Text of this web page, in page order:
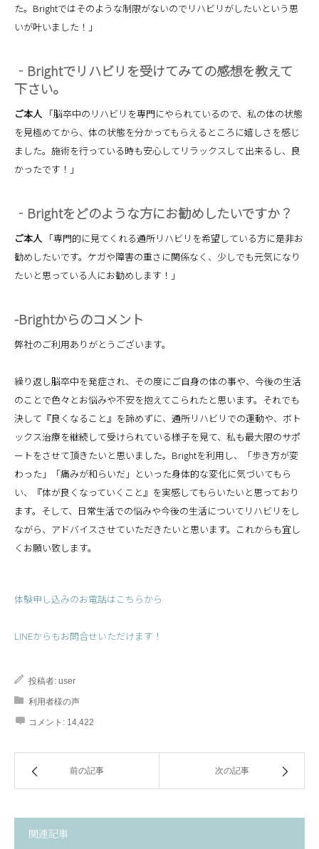
た。Brightではそのような制限がないのでリハビリがしたいという思
いが叶いました！」
‐Brightでリハビリを受けてみての感想を教えて
下さい。
ご本人 「脳卒中のリハビリを専門にやられているので、私の体の状態
を見極めてから、体の状態を分かってもらえるところに嬉しさを感じ
ました。施術を行っている時も安心してリラックスして出来るし、良
かったです！」
‐Brightをどのような方にお勧めしたいですか？
ご本人 「専門的に見てくれる通所リハビリを希望している方に是非お
勧めしたいです。ケガや障害の重さに関係なく、少しでも元気になり
たいと思っている人にお勧めします！」
-Brightからのコメント
弊社のご利用ありがとうございます。
繰り返し脳卒中を発症され、その度にご自身の体の事や、今後の生活
のことで色々とお悩みや不安を抱えてこられたと思います。それでも
決して『良くなること』を諦めずに、通所リハビリでの運動や、ボト
ックス治療を継続して受けられている様子を見て、私も最大限のサポ
ートをさせて頂きたいと思いました。Brightを利用し、「歩き方が変
わった」「痛みが和らいだ」といった身体的な変化に気づいてもら
い、『体が良くなっていくこと』を実感してもらいたいと思っており
ます。そして、日常生活での悩みや今後の生活についてリハビリをし
ながら、アドバイスさせていただきたいと思います。これからも宜し
くお願い致します。
体験申し込みのお電話はこちらから
LINEからもお問合せいただけます！
投稿者: user
利用者様の声
コメント: 14,422
前の記事 次の記事
関連記事